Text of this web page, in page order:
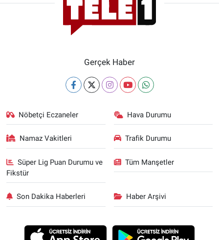
Gerçek Haber
Nöbetçi Eczaneler Hava Durumu
Namaz Vakitleri Trafik Durumu
Süper Lig Puan Durumu ve
Fikstür
Tüm Manşetler
Son Dakika Haberleri Haber Arşivi